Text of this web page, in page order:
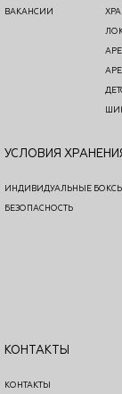
ВАКАНСИИ
УСЛОВИЯ
ИНДИВИДУАЛЬНЫЕ
БЕЗОПАСНОСТЬ
КОНТАКТЫ
КОНТАКТЫ